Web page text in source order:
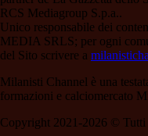
RCS Mediagroup S.p.a..
Unico responsabile dei
MEDIA SRLS; per ogni
del Sito scrivere a
Milanisti Channel è una
formazioni e calciomercato
Copyright 2021-2026 ©